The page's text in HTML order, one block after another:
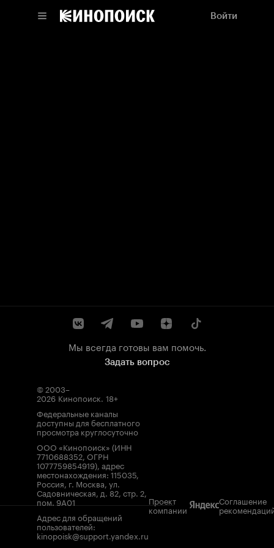
Войти
Мы всегда готовы вам помочь.
Задать вопрос
© 2003–
2026 Кинопоиск. 18+
Федеральные каналы
доступны для бесплатного
просмотра круглосуточно
ООО «Кинопоиск» (ИНН
7710688352, ОГРН
1077759854919), адрес
местонахождения: 115035,
Россия, г. Москва, ул.
Садовническая, д. 82, стр. 2,
пом. 9А01
Адрес для обращений
пользователей:
kinopoisk@support.yandex.ru
Проект
компании
Соглашение